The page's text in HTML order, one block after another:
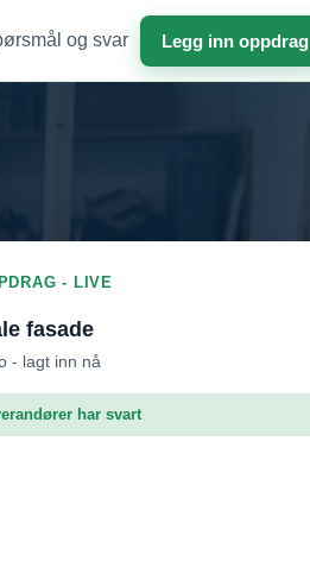
og svar Legg inn oppdrag
- LIVE
fasade
- lagt inn nå
har svart